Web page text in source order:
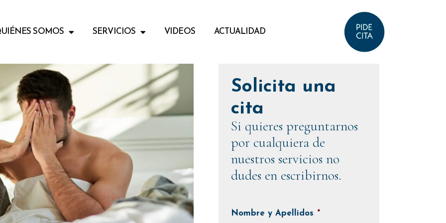
SOMOS SERVICIOS VIDEOS ACTUALIDAD
Solicita una
cita
Si quieres preguntarnos
por cualquiera de
nuestros servicios no
dudes en escribirnos.
Nombre y Apellidos *